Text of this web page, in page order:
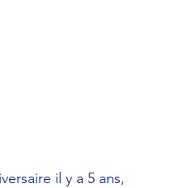
il y a 5 ans,